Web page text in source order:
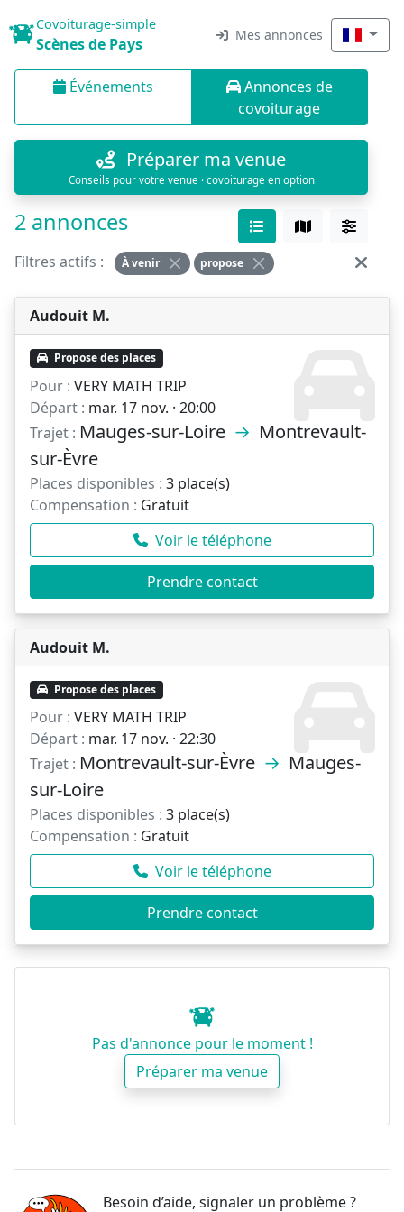
Covoiturage-simple
Scènes de Pays Mes annonces
Événements
Annonces de
covoiturage
Préparer ma venue
Conseils pour votre venue · covoiturage en option
2 annonces
Filtres actifs : À venir propose
Audouit M.
Propose des places
Pour : VERY MATH TRIP
Départ : mar. 17 nov. · 20:00
Trajet : Mauges-sur-Loire → Montrevault-
sur-Èvre
Places disponibles : 3 place(s)
Compensation : Gratuit
Voir le téléphone
Prendre contact
Audouit M.
Propose des places
Pour : VERY MATH TRIP
Départ : mar. 17 nov. · 22:30
Trajet : Montrevault-sur-Èvre → Mauges-
sur-Loire
Places disponibles : 3 place(s)
Compensation : Gratuit
Voir le téléphone
Prendre contact
Pas d'annonce pour le moment !
Préparer ma venue
Besoin d’aide, signaler un problème ?